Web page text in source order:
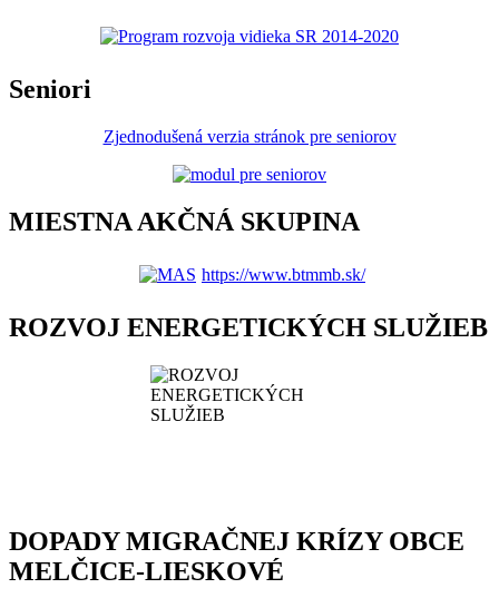
Seniori
Zjednodušená verzia stránok pre seniorov
MIESTNA AKČNÁ SKUPINA
https://www.btmmb.sk/
ROZVOJ ENERGETICKÝCH SLUŽIEB
DOPADY MIGRAČNEJ KRÍZY OBCE
MELČICE-LIESKOVÉ